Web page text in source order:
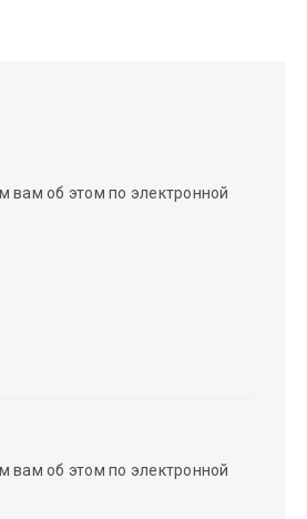
вам об этом по электронной
вам об этом по электронной